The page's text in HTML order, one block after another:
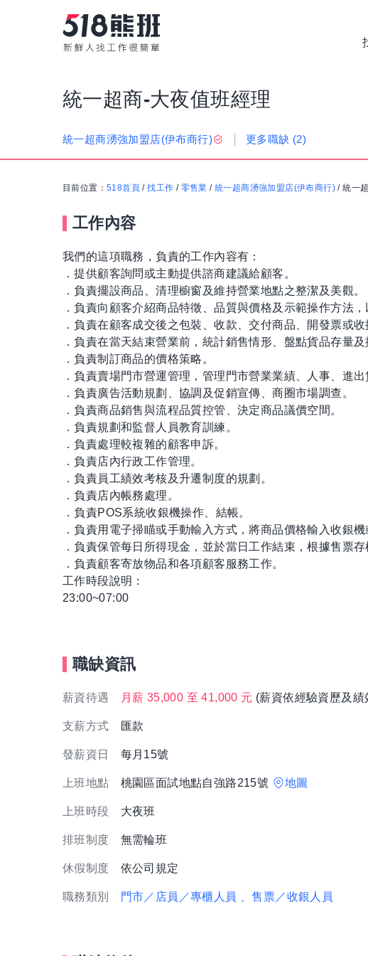
統一超商-大夜值班經理
統一超商湧強加盟店(伊布商行) 更多職缺 (2)
目前位置： 518首頁 /找工作 / 零售業 /統一超商湧強加盟店(伊布商行) /統一
工作內容
我們的這項職務，負責的工作內容有：
．提供顧客詢問或主動提供諮商建議給顧客。
．負責擺設商品、清理櫥窗及維持營業地點之整潔及美觀。
．負責向顧客介紹商品特徵、品質與價格及示範操作方法，
．負責在顧客成交後之包裝、收款、交付商品、開發票或收
．負責在當天結束營業前，統計銷售情形、盤點貨品存量及
．負責制訂商品的價格策略。
．負責賣場門市營運管理，管理門市營業業績、人事、進出
．負責廣告活動規劃、協調及促銷宣傳、商圈市場調查。
．負責商品銷售與流程品質控管、決定商品議價空間。
．負責規劃和監督人員教育訓練。
．負責處理較複雜的顧客申訴。
．負責店內行政工作管理。
．負責員工績效考核及升遷制度的規劃。
．負責店內帳務處理。
．負責POS系統收銀機操作、結帳。
．負責用電子掃瞄或手動輸入方式，將商品價格輸入收銀
．負責保管每日所得現金，並於當日工作結束，根據售票
．負責顧客寄放物品和各項顧客服務工作。
工作時段說明：
23:00~07:00
職缺資訊
薪資待遇 月薪 35,000 至 41,000 元 (薪資依經驗資歷及績
支薪方式 匯款
發薪資日 每月15號
上班地點 桃園區面試地點自強路215號 地圖
上班時段 大夜班
排班制度 無需輪班
休假制度 依公司規定
職務類別 門市／店員／專櫃人員 、售票／收銀人員